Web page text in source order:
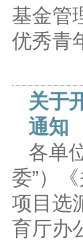
基金管
优秀青
关于
通知
各单
委”）
项目选
育厅办